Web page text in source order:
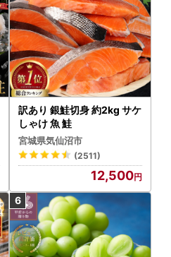
訳あり 銀鮭切身 約2kg サケ
しゃけ 魚 鮭
宮城県気仙沼市
(2511)
12,500